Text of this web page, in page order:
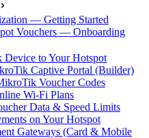
— Getting Started
Vouchers — Onboarding
to Your Hotspot
Captive Portal (Builder)
Voucher Codes
Wi-Fi Plans
Data & Speed Limits
on Your Hotspot
Gateways (Card & Mobile